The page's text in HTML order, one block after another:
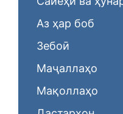
Аз ҳар боб
Зебоӣ
Маҷаллаҳо
Мақоллаҳо